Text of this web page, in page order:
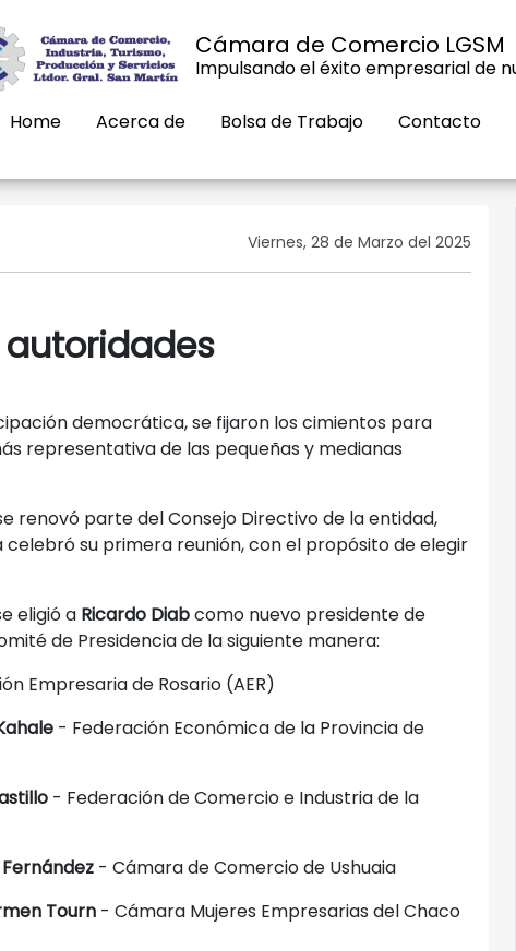
Cámara de Comercio LGSM
Impulsando el éxito empresarial de
Home Acerca de Bolsa de Trabajo Contacto
Viernes, 28 de Marzo del 2025
autoridades
democrática, se fijaron los cimientos para
representativa de las pequeñas y medianas
renovó parte del Consejo Directivo de la entidad,
su primera reunión, con el propósito de elegir
eligió a Ricardo Diabcomo nuevo presidente de
de Presidencia de la siguiente manera:
Empresaria de Rosario (AER)
- Federación Económica de la Provincia de
- Federación de Comercio e Industria de la
- Cámara de Comercio de Ushuaia
Tourn - Cámara Mujeres Empresarias del Chaco